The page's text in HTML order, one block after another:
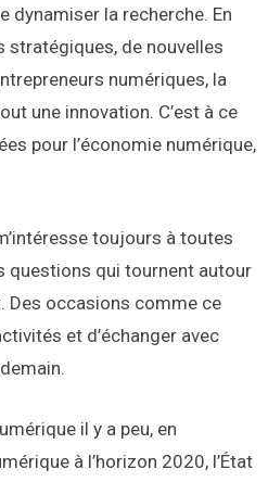
dynamiser la recherche. En
stratégiques, de nouvelles
numériques, la
une innovation. C’est à ce
pour l’économie numérique,
toujours à toutes
questions qui tournent autour
Des occasions comme ce
et d’échanger avec
il y a peu, en
à l’horizon 2020, l’État